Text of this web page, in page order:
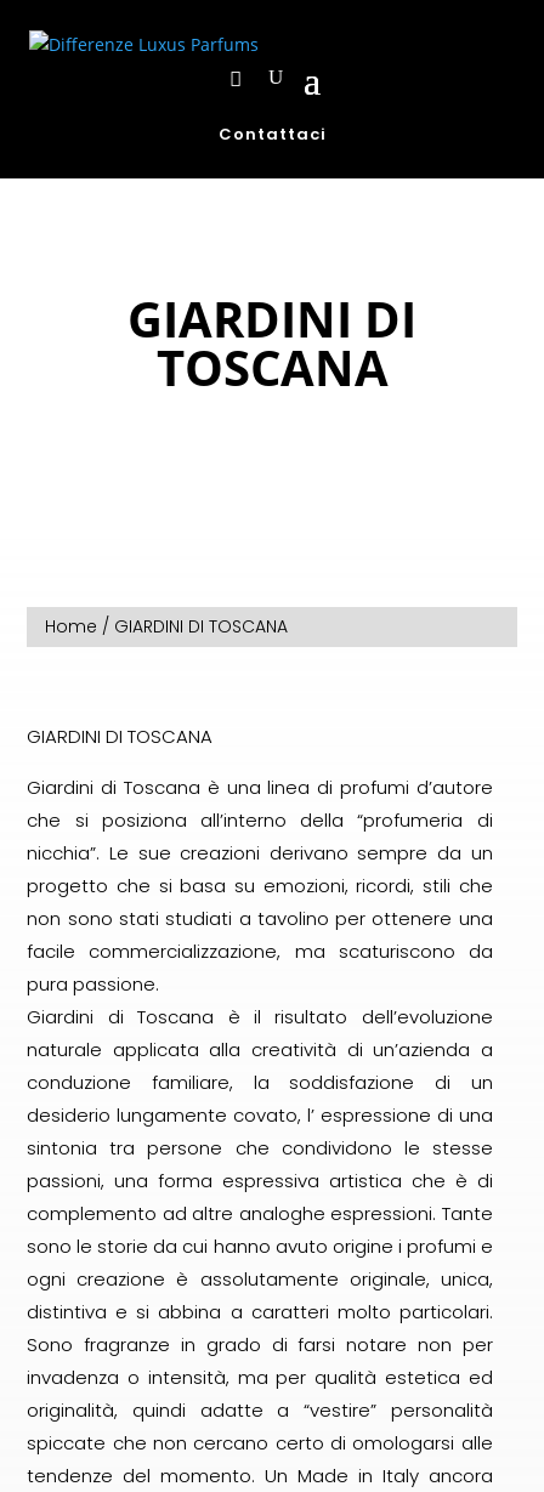
Contattaci
GIARDINI DI
TOSCANA
Home / GIARDINI DI TOSCANA
GIARDINI DI TOSCANA
Giardini di Toscana è una linea di profumi d’autore
che si posiziona all’interno della “profumeria di
nicchia”. Le sue creazioni derivano sempre da un
progetto che si basa su emozioni, ricordi, stili che
non sono stati studiati a tavolino per ottenere una
facile commercializzazione, ma scaturiscono da
pura passione.
Giardini di Toscana è il risultato dell’evoluzione
naturale applicata alla creatività di un’azienda a
conduzione familiare, la soddisfazione di un
desiderio lungamente covato, l’ espressione di una
sintonia tra persone che condividono le stesse
passioni, una forma espressiva artistica che è di
complemento ad altre analoghe espressioni. Tante
sono le storie da cui hanno avuto origine i profumi e
ogni creazione è assolutamente originale, unica,
distintiva e si abbina a caratteri molto particolari.
Sono fragranze in grado di farsi notare non per
invadenza o intensità, ma per qualità estetica ed
originalità, quindi adatte a “vestire” personalità
spiccate che non cercano certo di omologarsi alle
tendenze del momento. Un Made in Italy ancora